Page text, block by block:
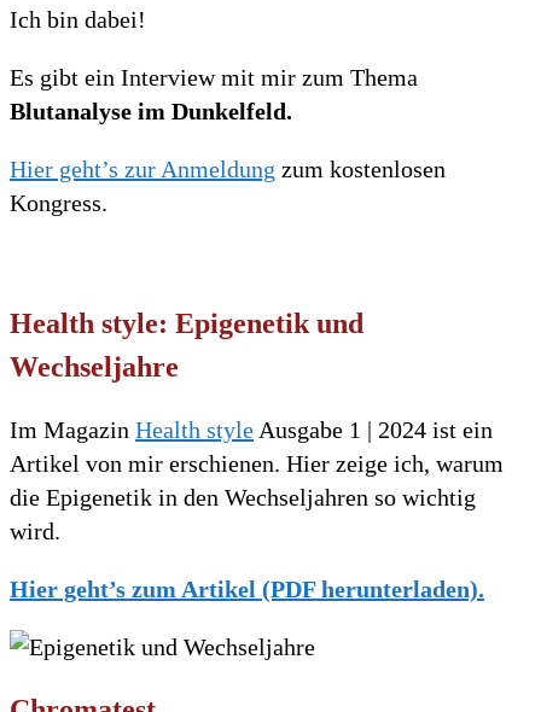
Ich bin dabei!
Es gibt ein Interview mit mir zum Thema
Blutanalyse im Dunkelfeld.
Hier geht’s zur Anmeldung zum kostenlosen
Kongress.
Health style: Epigenetik und
Wechseljahre
Im Magazin Health style Ausgabe 1 | 2024 ist ein
Artikel von mir erschienen. Hier zeige ich, warum
die Epigenetik in den Wechseljahren so wichtig
wird.
Hier geht’s zum Artikel (PDF herunterladen).